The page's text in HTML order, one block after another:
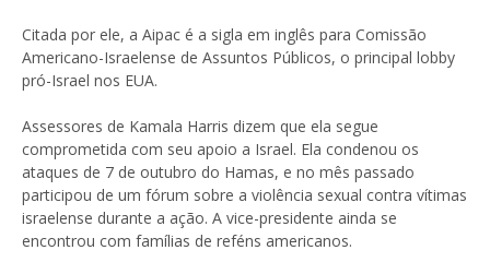
Citada por ele, a Aipac é a sigla em inglês para Comissão
Americano-Israelense de Assuntos Públicos, o principal lobby
pró-Israel nos EUA.
Assessores de Kamala Harris dizem que ela segue
comprometida com seu apoio a Israel. Ela condenou os
ataques de 7 de outubro do Hamas, e no mês passado
participou de um fórum sobre a violência sexual contra vítimas
israelense durante a ação. A vice-presidente ainda se
encontrou com famílias de reféns americanos.